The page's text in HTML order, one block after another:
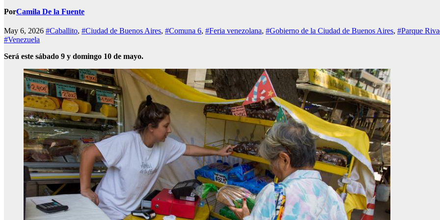
PorCamila De la Fuente
May 6, 2026 #Caballito, #Ciudad de Buenos Aires, #Comuna 6, #Feria venezolana, #Gobierno de la Ciudad de Buenos Aires, #Parque
#Venezuela
Será este sábado 9 y domingo 10 de mayo.